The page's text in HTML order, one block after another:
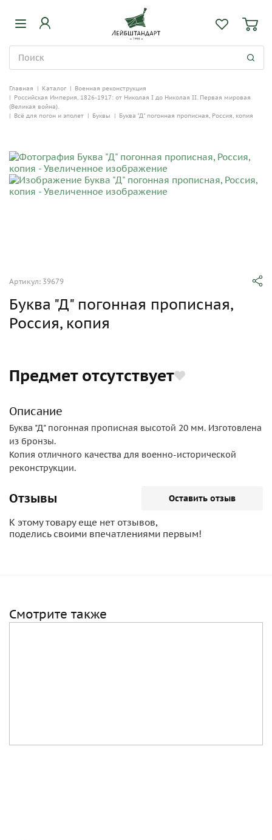
Главная | Каталог | Военная реконструкция
| Российская Империя, 1826-1917: от Николая I до Николая II. Первая мировая
(Великая война).
| Всё для погон и эполет | Буквы | Буква "Д" погонная прописная, Россия, копия
Артикул: 39679
Буква "Д" погонная прописная,
Россия, копия
Предмет отсутствует
Описание
Буква "Д" погонная прописная высотой 20 мм. Изготовлена
из бронзы.
Копия отличного качества для военно-исторической
реконструкции.
Отзывы Оставить отзыв
К этому товару еще нет отзывов,
поделись своими впечатлениями первым!
Смотрите также